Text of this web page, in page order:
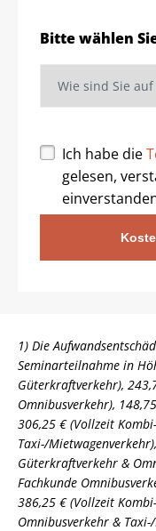
Bitte wählen
Ich habe die
gelesen,
1) Die
Seminarteilnahme in
Güterkraftverkehr),
Omnibusverkehr),
306,25 € (Vollzeit
Taxi-/
Güterkraftverkehr &
Fachkunde
386,25 € (Vollzeit
Omnibusverkehr &